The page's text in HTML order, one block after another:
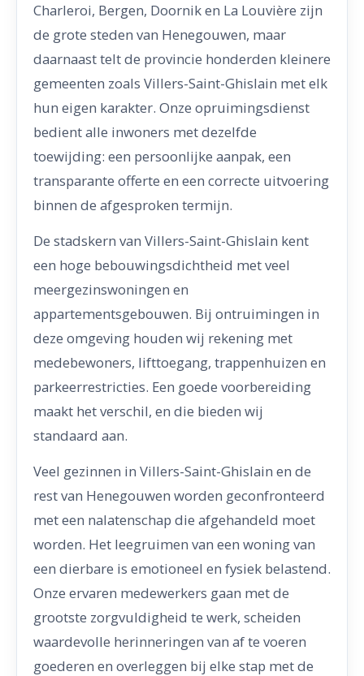
Charleroi, Bergen, Doornik en La Louvière zijn
de grote steden van Henegouwen, maar
daarnaast telt de provincie honderden kleinere
gemeenten zoals Villers-Saint-Ghislain met elk
hun eigen karakter. Onze opruimingsdienst
bedient alle inwoners met dezelfde
toewijding: een persoonlijke aanpak, een
transparante offerte en een correcte uitvoering
binnen de afgesproken termijn.
De stadskern van Villers-Saint-Ghislain kent
een hoge bebouwingsdichtheid met veel
meergezinswoningen en
appartementsgebouwen. Bij ontruimingen in
deze omgeving houden wij rekening met
medebewoners, lifttoegang, trappenhuizen en
parkeerrestricties. Een goede voorbereiding
maakt het verschil, en die bieden wij
standaard aan.
Veel gezinnen in Villers-Saint-Ghislain en de
rest van Henegouwen worden geconfronteerd
met een nalatenschap die afgehandeld moet
worden. Het leegruimen van een woning van
een dierbare is emotioneel en fysiek belastend.
Onze ervaren medewerkers gaan met de
grootste zorgvuldigheid te werk, scheiden
waardevolle herinneringen van af te voeren
goederen en overleggen bij elke stap met de